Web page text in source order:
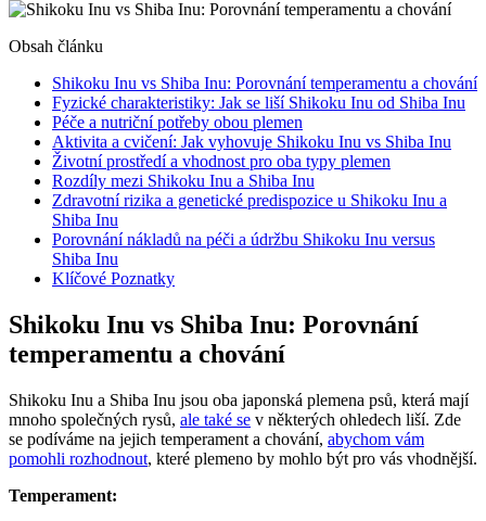
Obsah článku
Shikoku Inu vs Shiba Inu: Porovnání temperamentu a chování
Fyzické charakteristiky: Jak se liší Shikoku Inu od Shiba Inu
Péče a nutriční potřeby obou plemen
Aktivita a cvičení: Jak vyhovuje Shikoku Inu vs Shiba Inu
Životní prostředí a vhodnost pro oba typy plemen
Rozdíly mezi Shikoku Inu a Shiba Inu
Zdravotní rizika a genetické predispozice u Shikoku Inu a
Shiba Inu
Porovnání nákladů na péči a údržbu Shikoku Inu versus
Shiba Inu
Klíčové Poznatky
Shikoku Inu vs Shiba Inu: Porovnání
temperamentu a chování
Shikoku Inu a Shiba Inu jsou oba japonská plemena psů, která mají
mnoho společných rysů, ale také se v některých ohledech liší. Zde
se podíváme na jejich temperament a chování, abychom vám
pomohli rozhodnout, které plemeno by mohlo být pro vás vhodnější.
Temperament: